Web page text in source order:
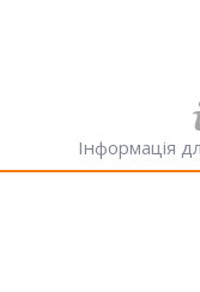
Інформація